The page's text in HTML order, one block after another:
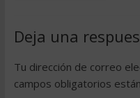
Deja una
Tu dirección de correo
campos obligatorios